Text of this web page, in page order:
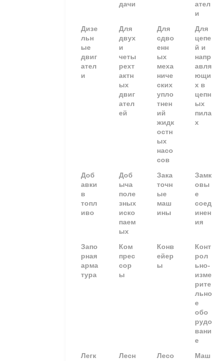
дачи
ател
и
Дизе
льн
ые
двиг
ател
и
Для
двух
и
четы
рехт
актн
ых
двиг
ател
ей
Для
сдво
енн
ых
меха
ниче
ских
упло
тнен
ий
жидк
остн
ых
насо
сов
Для
цепе
й и
напр
авля
ющи
х в
цепн
ых
пила
х
Доб
авки
в
топл
иво
Доб
ыча
поле
зных
иско
паем
ых
Зака
точн
ые
маш
ины
Замк
овы
е
соед
инен
ия
Запо
рная
арма
тура
Ком
прес
сор
ы
Конв
ейер
ы
Конт
рол
ьно-
изме
рите
льно
е
обо
рудо
вани
е
Легк
Лесн
Лесо
Маш